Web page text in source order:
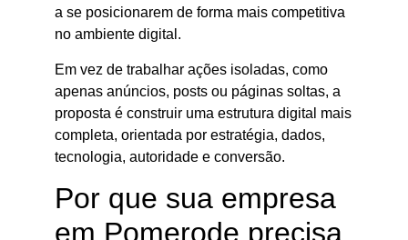
a se posicionarem de forma mais competitiva
no ambiente digital.
Em vez de trabalhar ações isoladas, como
apenas anúncios, posts ou páginas soltas, a
proposta é construir uma estrutura digital mais
completa, orientada por estratégia, dados,
tecnologia, autoridade e conversão.
Por que sua empresa
em Pomerode precisa